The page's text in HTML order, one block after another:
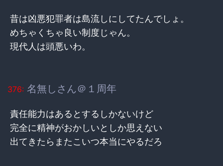
昔は凶悪犯罪者は島流しにしてたんでしょ。
めちゃくちゃ良い制度じゃん。
現代人は頭悪いわ。
376: 名無しさん＠１周年
責任能力はあるとするしかないけど
完全に精神がおかしいとしか思えない
出てきたらまたこいつ本当にやるだろ